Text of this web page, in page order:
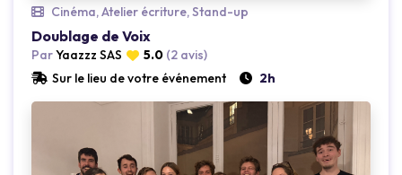
Loading...
Cinéma, Atelier écriture, Stand-up
Doublage de Voix
ParYaazzz SAS 5.0 (2 avis)
Sur le lieu de votre événement
2h